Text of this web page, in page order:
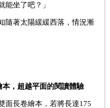
能坐了吧？」
隨著太陽緩緩西落，情況漸
，超越平面的閱讀體驗
面長卷繪本，若將長達175